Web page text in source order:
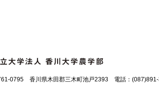
0795 香川県木田郡三木町池戸2393 電話：(087)891-